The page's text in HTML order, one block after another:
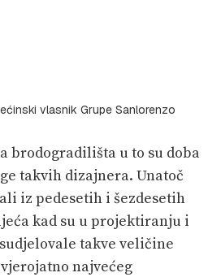
vlasnik Grupe Sanlorenzo
brodogradilišta u to su doba
takvih dizajnera. Unatoč
iz pedesetih i šezdesetih
kad su u projektiranju i
sudjelovale takve veličine
najvećeg